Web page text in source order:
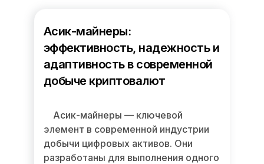
Асик-майнеры:
эффективность, надежность и
адаптивность в современной
добыче криптовалют
Асик-майнеры — ключевой
элемент в современной индустрии
добычи цифровых активов. Они
разработаны для выполнения одного